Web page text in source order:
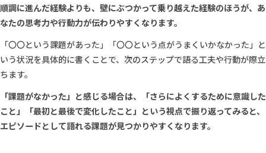
順調に進んだ経験よりも、壁にぶつかって乗り越えた経験のほうが、あ
なたの思考力や行動力が伝わりやすくなります。
「〇〇という課題があった」「〇〇という点がうまくいかなかった」と
いう状況を具体的に書くことで、次のステップで語る工夫や行動が際立
ちます。
「課題がなかった」と感じる場合は、「さらによくするために意識した
こと」「最初と最後で変化したこと」という視点で振り返ってみると、
エピソードとして語れる課題が見つかりやすくなります。